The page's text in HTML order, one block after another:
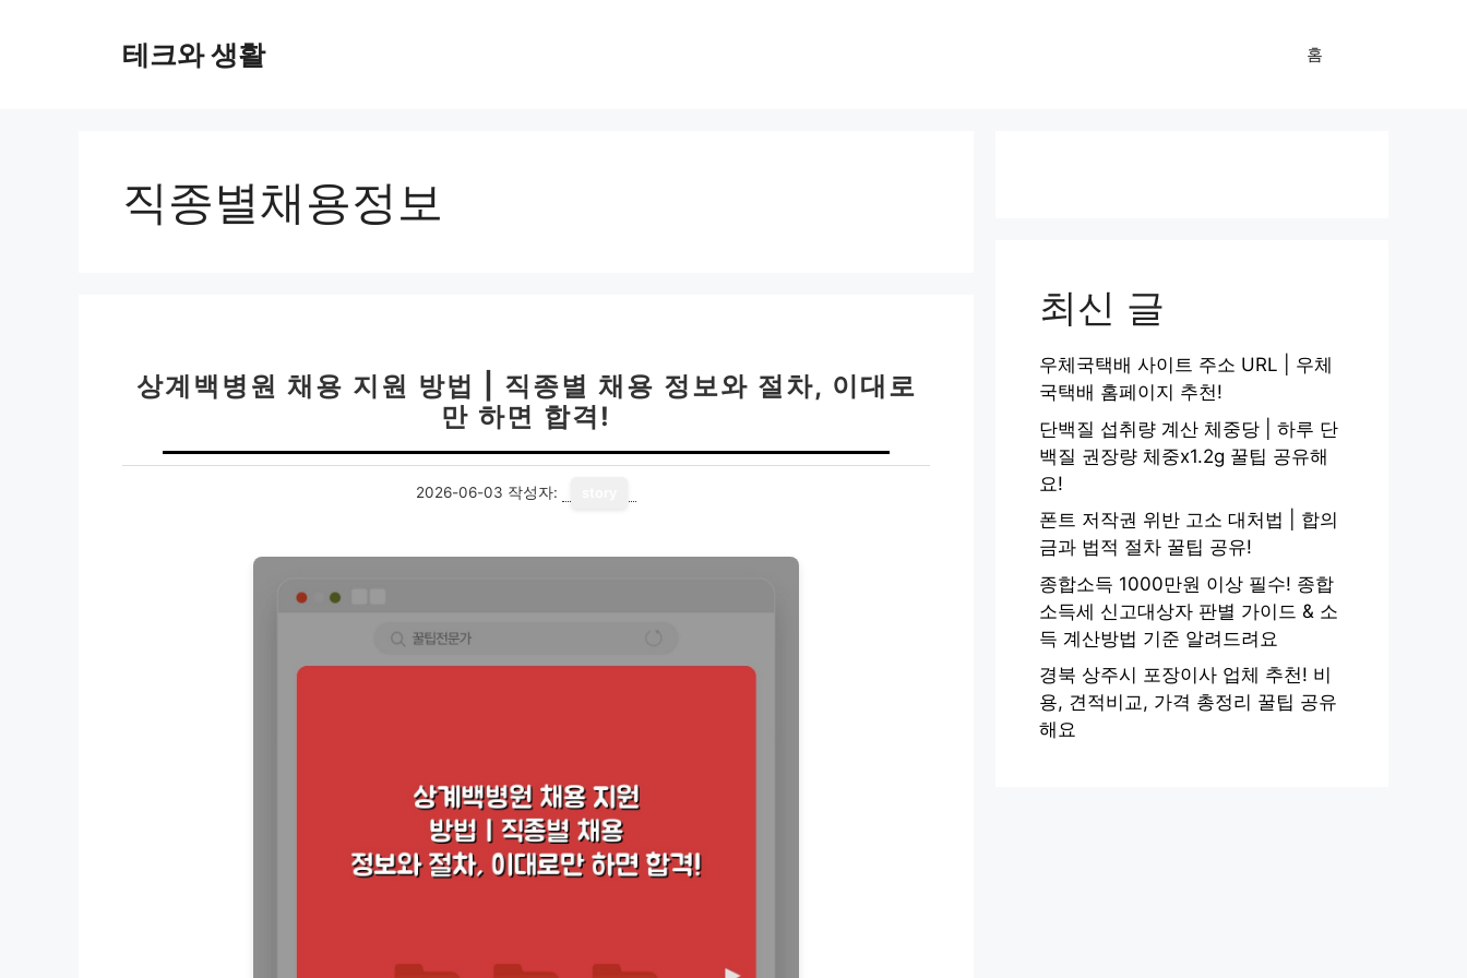
테크와 생활 홈
직종별채용정보
상계백병원 채용 지원 방법 | 직종별 채용 정보와 절차, 이대로
만 하면 합격!
2026-06-03 작성자:
최신 글
우체국택배 사이트 주소 URL | 우체
국택배 홈페이지 추천!
단백질 섭취량 계산 체중당 | 하루 단
백질 권장량 체중x1.2g 꿀팁 공유해
요!
폰트 저작권 위반 고소 대처법 | 합의
금과 법적 절차 꿀팁 공유!
종합소득 1000만원 이상 필수! 종합
소득세 신고대상자 판별 가이드 & 소
득 계산방법 기준 알려드려요
경북 상주시 포장이사 업체 추천! 비
용, 견적비교, 가격 총정리 꿀팁 공유
해요